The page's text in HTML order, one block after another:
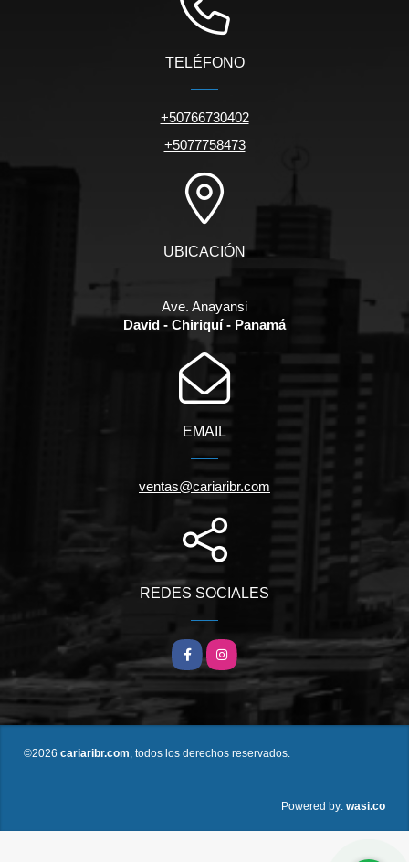
TELÉFONO
+50766730402
+5077758473
UBICACIÓN
Ave. Anayansi
David - Chiriquí - Panamá
EMAIL
ventas@cariaribr.com
REDES SOCIALES
FacebookInstagram
©2026 cariaribr.com , todos los derechos reservados.
Powered by: wasi.co